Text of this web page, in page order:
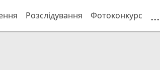
Розслідування Фотоконкурс ...